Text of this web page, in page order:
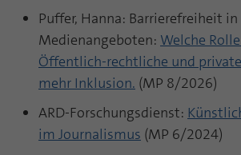
Puffer, Hanna: Barrierefreiheit in
Medienangeboten: Welche
Öffentlich-rechtliche und
mehr Inklusion. (MP 8/2026)
ARD-Forschungsdienst:
im Journalismus (MP 6/2024)